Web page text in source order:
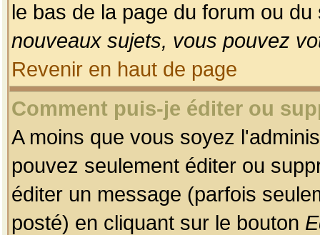
le bas de la page du forum ou
nouveaux sujets, vous pouvez
Revenir en haut de page
Comment puis-je éditer ou
A moins que vous soyez
pouvez seulement éditer ou
éditer un message (parfois
posté) en cliquant sur le bouton